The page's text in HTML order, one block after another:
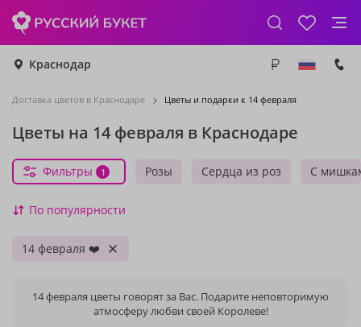
Краснодар
Доставка цветов в Краснодаре Цветы и подарки к 14 февраля
Цветы на 14 февраля в Краснодаре
Розы Сердца из роз С
Фильтры 1
По популярности
14 февраля ❤️
14 февраля цветы говорят за Вас. Подарите неповторимую
атмосферу любви своей Королеве!